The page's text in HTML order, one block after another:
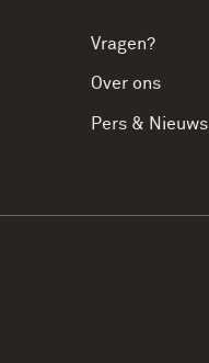
Vragen?
Over ons
Pers & Nieuws